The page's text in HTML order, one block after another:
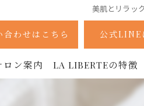
美肌とリラッ
合わせはこちら 公式LINE
ロン案内 LA LIBERTEの特徴